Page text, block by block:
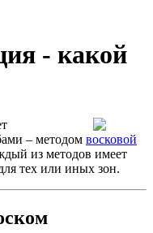
- какой
– методом восковой
из методов имеет
тех или иных зон.